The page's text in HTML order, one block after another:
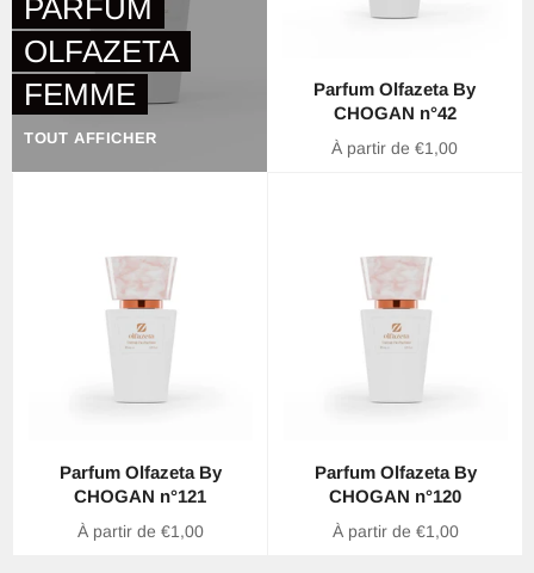
PARFUM
OLFAZETA
FEMME
TOUT AFFICHER
Parfum Olfazeta By
CHOGAN n°42
À partir de €1,00
Parfum Olfazeta By
CHOGAN n°121
À partir de €1,00
Parfum Olfazeta By
CHOGAN n°120
À partir de €1,00